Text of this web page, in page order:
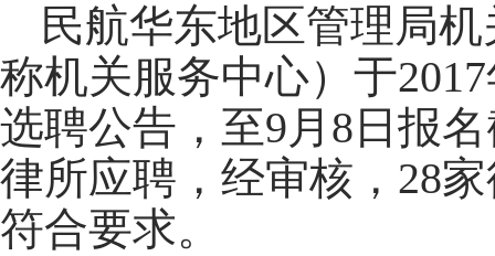
民航华东地区管理局
称机关服务中心）于2017
选聘公告，至9月 8 日报
律所应聘，经审核， 28
符合要求。